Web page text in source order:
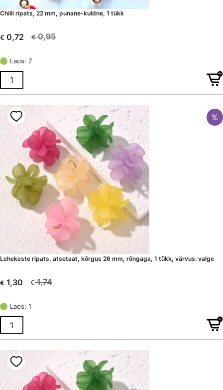
Chilli ripats, 22 mm, punane-kuldne, 1 tükk
€0,95
Algne
oli:
€ 0,95.
€ 0,72
Current
is:
€ 0,72.
Laos: 7
%
Lehekeste ripats, atsetaat, kõrgus 26 mm, rõngaga, 1 tükk, värvus: valge
€1,74
Algne
oli:
€ 1,74.
€ 1,30
Current
is:
€ 1,30.
Laos: 1